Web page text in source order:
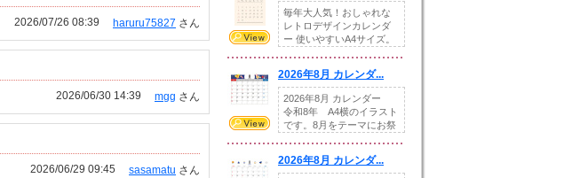
haruru75827 さん
2026/07/26 08:39
mgg さん
2026/06/30 14:39
sasamatu さん
2026/06/29 09:45
毎年大人気！おしゃれな
レトロデザインカレンダ
ー 使いやすいA4サイズ。
2026年8月 カレンダ...
2026年8月 カレンダー
令和8年 A4横のイラスト
です。8月をテーマにお祭
2026年8月 カレンダ...